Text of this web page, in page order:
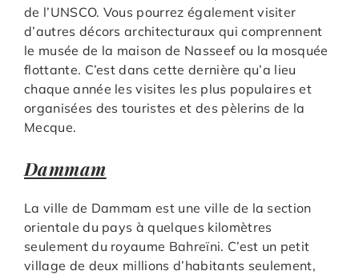
de l’UNSCO. Vous pourrez également visiter
d’autres décors architecturaux qui comprennent
le musée de la maison de Nasseef ou la mosquée
flottante. C’est dans cette dernière qu’a lieu
chaque année les visites les plus populaires et
organisées des touristes et des pèlerins de la
Mecque.
Dammam
La ville de Dammam est une ville de la section
orientale du pays à quelques kilomètres
seulement du royaume Bahreïni. C’est un petit
village de deux millions d’habitants seulement,